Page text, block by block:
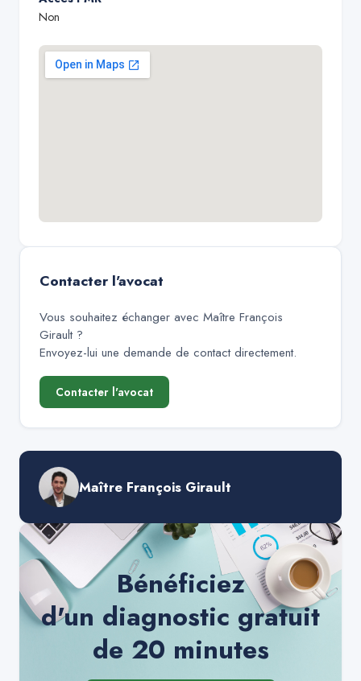
Non
Contacter l'avocat
Vous souhaitez échanger avec Maître François
Girault?
Envoyez-lui une demande de contact directement.
Contacter l'avocat
Maître François Girault
Bénéficiez
d'un diagnostic gratuit
de 20 minutes